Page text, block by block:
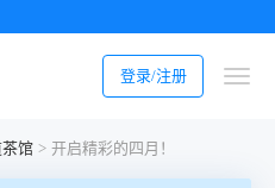
登录/注册
馆 > 开启精彩的四月！